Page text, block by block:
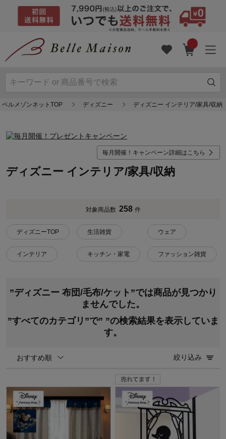
ベルメゾンネットTOP ディズニー ディズニー インテリア/家具/収納
毎月開催！キャンペーン詳細はこちら
ディズニー インテリア/家具/収納
対象商品数 258 件
ディズニーTOP
インテリア
生活雑貨
キッチン・家電
ウェア
ファッション雑貨
”ディズニー 布団/毛布/ケット”では商品が見つかり
ませんでした。
”すべてのカテゴリ”で” ”の検索結果を表示していま
す。
おすすめ順 絞り込み